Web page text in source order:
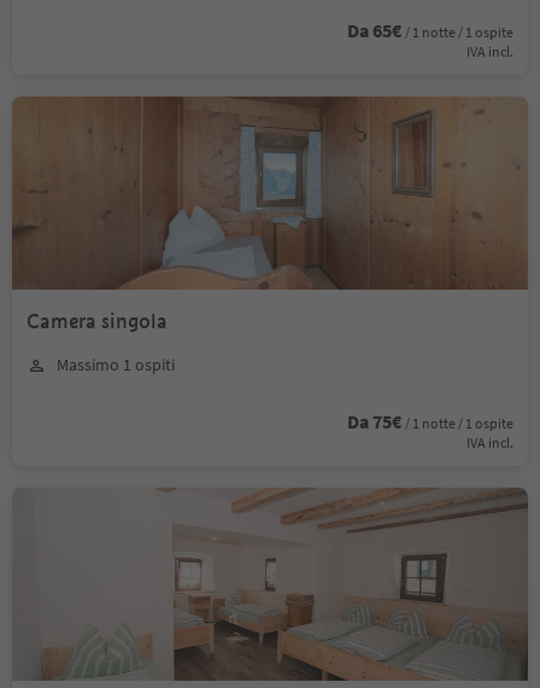
Da 65€ / 1 notte / 1 ospite
IVA incl.
Camera singola
Massimo 1 ospiti
Da 75€ / 1 notte / 1 ospite
IVA incl.